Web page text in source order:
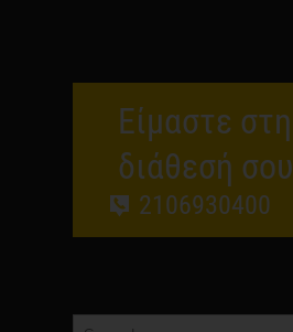
Είμαστε στη
διάθεσή σου
2106930400